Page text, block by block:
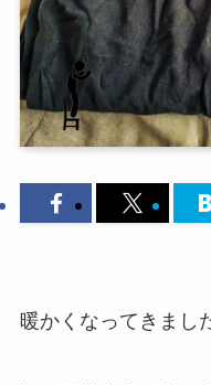
暖かくなってきまし